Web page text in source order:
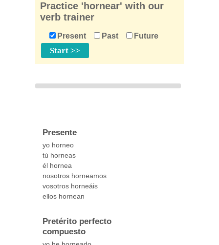
Practice 'hornear' with our
verb trainer
Present Past Future
Presente
yo horneo
tú horneas
él hornea
nosotros horneamos
vosotros horneáis
ellos hornean
Pretérito perfecto
compuesto